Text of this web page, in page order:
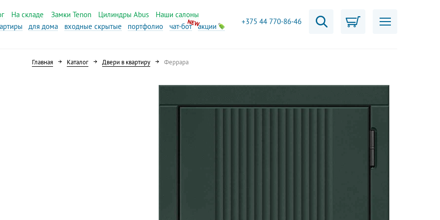
На складе Замки Tenon Цилиндры Abus
Наши салоны
для дома входные скрытые портфолио чат-бот акции
+375 44 770-86-46
Главная Каталог Двери в квартиру Феррара